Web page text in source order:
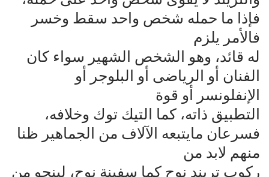
فإذا ما حمله شخص واحد سقط وخسر
فالأمر يلزم‌
له قائد، وهو الشخص الشهير سواء كان
الفنان أو الرياضى أو البلوجر أو
الإنفلونسر أو قوة‌
التطبيق ذاته، كما التيك توك وخلافه،
فسرعان مايتبعه الآلاف من الجماهير ظنا
منهم لابد من‌
ركوب تريند نوح كما سفينة نوح، لينجو من